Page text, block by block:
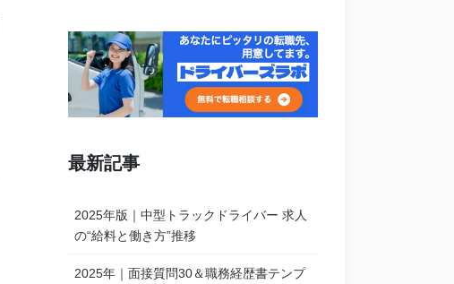
最新記事
2025年版｜中型トラックドライバー 求人
の“給料と働き方”推移
2025年｜面接質問30＆職務経歴書テンプ